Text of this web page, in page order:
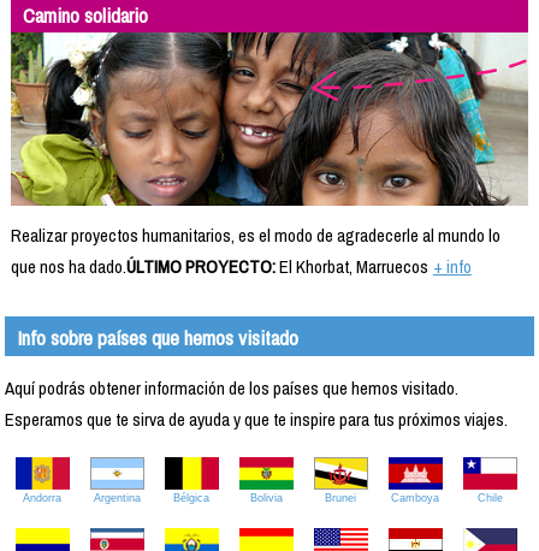
Camino solidario
Realizar proyectos humanitarios, es el modo de agradecerle al mundo lo
que nos ha dado.ÚLTIMO PROYECTO:El Khorbat, Marruecos + info
Info sobre países que hemos visitado
Aquí podrás obtener información de los países que hemos visitado.
Esperamos que te sirva de ayuda y que te inspire para tus próximos viajes.
Andorra Argentina Bélgica Bolivia Brunei Camboya Chile